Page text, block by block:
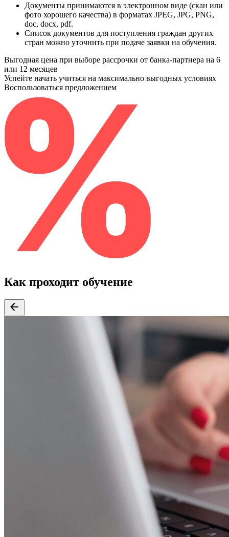
Документы принимаются в электронном виде (скан или
фото хорошего качества) в форматах JPEG, JPG, PNG,
doc, docx, pdf.
Список документов для поступления граждан других
стран можно уточнить при подаче заявки на обучения.
Выгодная цена при выборе рассрочки от банка-партнера на 6
или 12 месяцев
Успейте начать учиться на максимально выгодных условиях
Воспользоваться предложением
Как проходит обучение